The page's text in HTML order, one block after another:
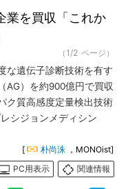
業を買収「これか
（1/2 ページ）
な遺伝子診断技術を有す
AG）を約900億円で買収
ク質高感度定量検出技術
シジョンメディシン
[ 朴尚洙 ，MONOist]
PC用表示
関連情報